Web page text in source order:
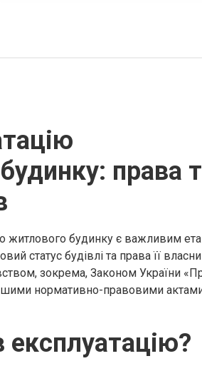
права
житлового будинку є важливим
статус будівлі та права її
зокрема, Законом України
нормативно-правовими